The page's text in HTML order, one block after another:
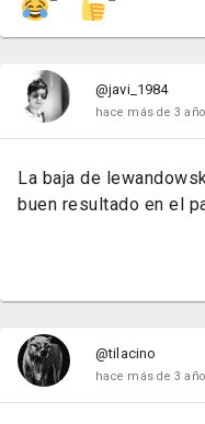
@javi_1984
hace más de 3
La baja de
buen resultado en el
@tilacino
hace más de 3